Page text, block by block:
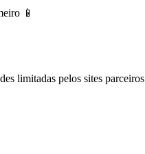
📱
limitadas pelos sites